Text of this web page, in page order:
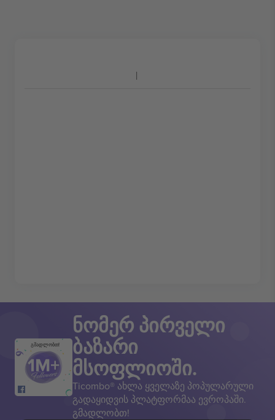
გმადლობთ!
ნომერ პირველი
ბაზარი
მსოფლიოში.
Ticombo® ახლა ყველაზე პოპულარული
გადაყიდვის პლატფორმაა ევროპაში.
გმადლობთ!